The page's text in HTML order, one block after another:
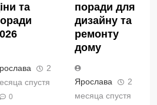
та
2
спустя
0
поради для
дизайну та
ремонту
дому
Ярослава
2
месяца спустя